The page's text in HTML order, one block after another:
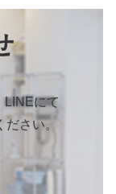
LINEにて
さい。